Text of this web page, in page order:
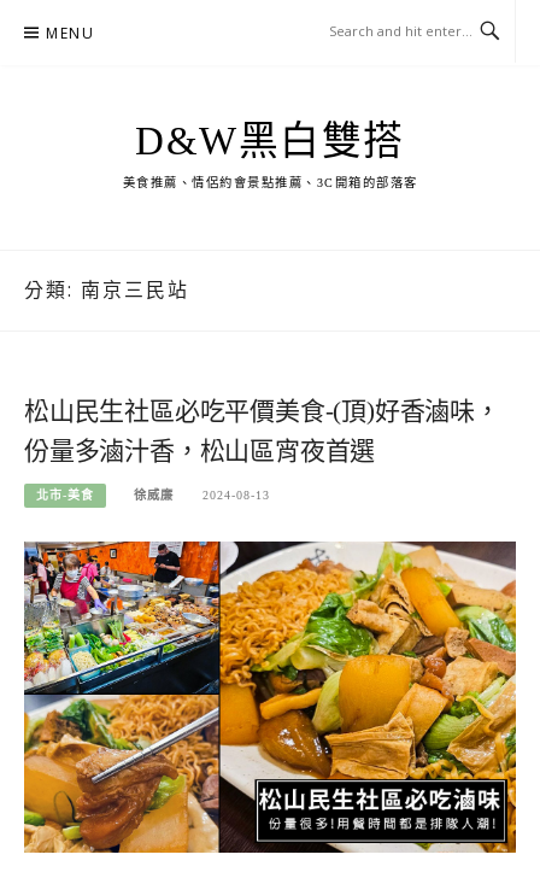
MENU
D&W黑白雙搭
美食推薦、情侶約會景點推薦、3C開箱的部落客
分類: 南京三民站
松山民生社區必吃平價美食-(頂)好香滷味，
份量多滷汁香，松山區宵夜首選
北市-美食 徐威廉 2024-08-13